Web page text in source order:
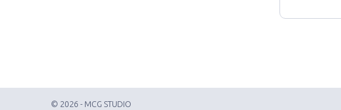
© 2026 - MCG STUDIO